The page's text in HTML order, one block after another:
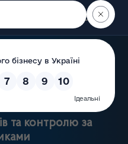
Пошук
України
та контролю за